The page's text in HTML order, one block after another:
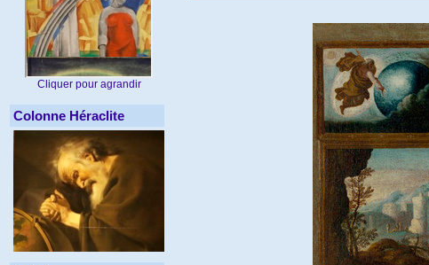
Cliquer pour agrandir
Colonne Héraclite